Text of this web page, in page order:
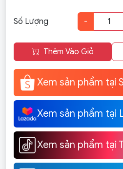
Số Lượng -
Thêm Vào Giỏ
Xem sản phẩm tại
Xem sản phẩm tại
Xem sản phẩm tại